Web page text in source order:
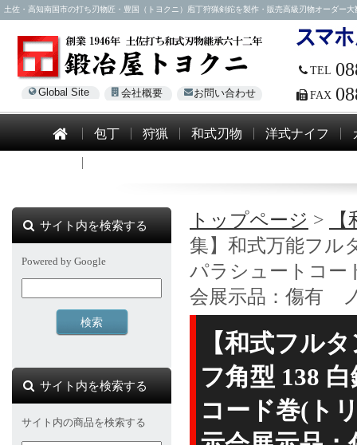
土佐・高知南国市の打ち刃物匠・豊国（トヨクニ）庖丁狩猟剣鉈を製作・販売高級刃物オーダー
Global Site 会社概要 お問い合わせ
TEL
FAX
包丁 狩猟 和式刃物 洋式ナイフ
トップページ >
集】和式万能フ
パラシュートコ
会展示品：傷有
【和式フル
フ角型 138
コード巻(ト
サイト内を検索する
Powered by Google
サイト内を検索する
サイト内の商品を検索する